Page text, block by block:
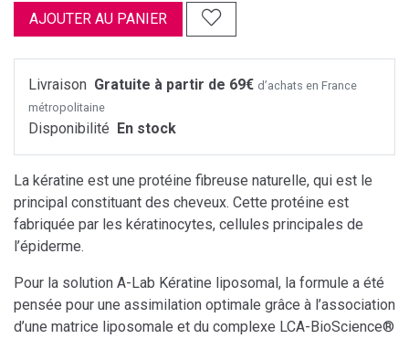
AJOUTER AU PANIER
Livraison Gratuite à partir de 69€ d’achats en France
métropolitaine
Disponibilité En stock
La kératine est une protéine fibreuse naturelle, qui est le
principal constituant des cheveux. Cette protéine est
fabriquée par les kératinocytes, cellules principales de
l’épiderme.
Pour la solution A-Lab Kératine liposomal, la formule a été
pensée pour une assimilation optimale grâce à l’association
d’une matrice liposomale et du complexe LCA-BioScience®